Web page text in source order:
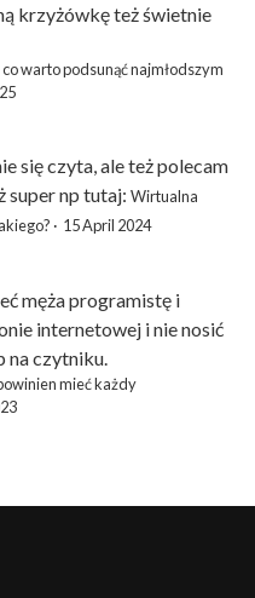
krzyżówkęteż świetnie
warto podsunąć najmłodszym
się czyta, ale też polecam
super np tutaj: Wirtualna
· 15 April 2024
męża programistę i
internetowej i nie nosić
na czytniku.
mieć każdy